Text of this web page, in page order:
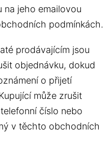
jeho emailovou
podmínkách.
prodávajícím jsou
objednávku, dokud
o přijetí
může zrušit
číslo nebo
v těchto obchodních